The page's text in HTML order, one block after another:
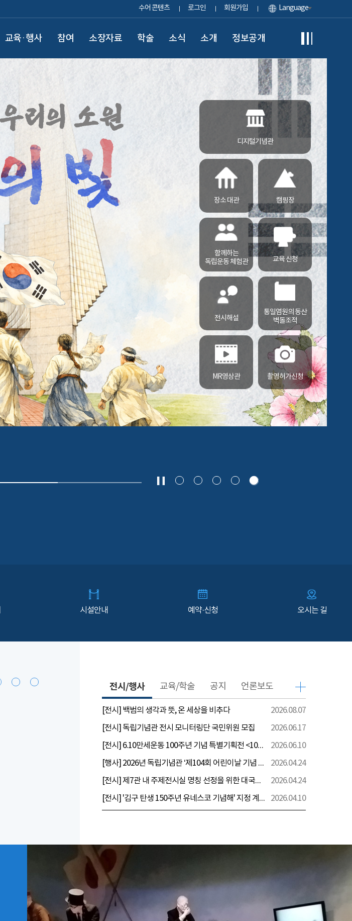
수어 콘텐츠 로그인 회원가입 Language
교육·행사 참여 소장자료 학술 소식 소개 정보공개
디지털기념관
장소 대관 캠핑장
함께하는
독립운동 체험관
교육 신청
전시해설
통일염원의 동산
벽돌조적
MR영상관 촬영허가신청
시설안내 예약·신청 오시는 길
전시/행사
[전시] 백범의 생각과 뜻, 온 세상을 비추다
2026.08.07
[전시] 독립기념관 전시 모니터링단 국민위원 모집
2026.06.17
[전시] 6.10만세운동 100주년 기념 특별기획전 <100년 전 그날을 보다: 6.10만세운동>
2026.06.10
[행사] 2026년 독립기념관 ‘제104회 어린이날 기념 행사’ 안내
2026.04.24
[전시] 제7관 내 주제전시실 명칭 선정을 위한 대국민 의견 수렴 실시
2026.04.24
[전시] '김구 탄생 150주년 유네스코 기념해' 지정 계기 AI영상 국민공모 개최 안내
2026.04.10
교육/학술 공지 언론보도